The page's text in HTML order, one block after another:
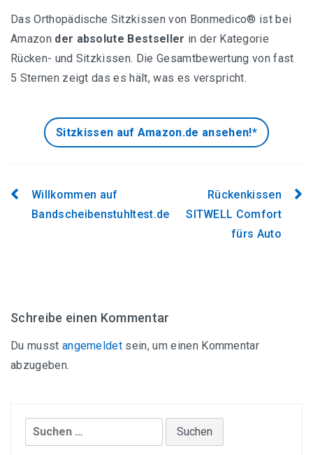
Das Orthopädische Sitzkissen von Bonmedico® ist bei
Amazon der absolute Bestseller in der Kategorie
Rücken- und Sitzkissen. Die Gesamtbewertung von fast
5 Sternen zeigt das es hält, was es verspricht.
Sitzkissen auf Amazon.de ansehen!*
Beitragsnavigation
Willkommen auf
Bandscheibenstuhltest.de
Rückenkissen
SITWELL Comfort
fürs Auto
Schreibe einen Kommentar
Du musst angemeldet sein, um einen Kommentar
abzugeben.
Suchen
nach: